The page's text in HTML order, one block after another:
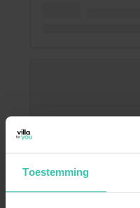
Toestemming